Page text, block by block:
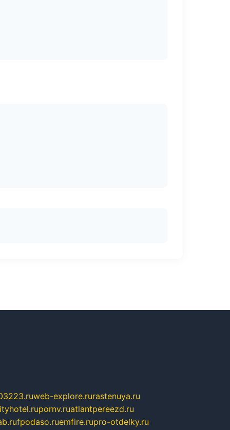
web-explore.rurastenuya.ru
pornv.ruatlantpereezd.ru
fpodaso.ruemfire.rupro-otdelky.ru